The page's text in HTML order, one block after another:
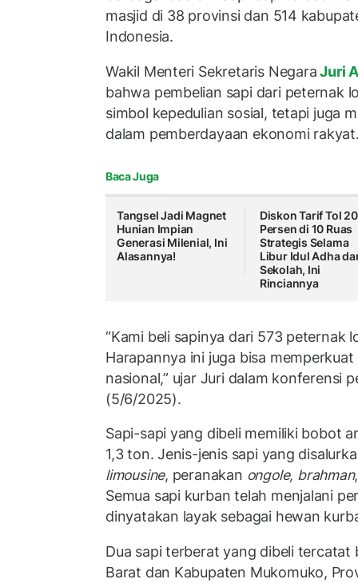
masjid di 38 provinsi dan 514
Indonesia.
Wakil Menteri Sekretaris NegaraJuri
bahwa pembelian sapi dari peternak
simbol kepedulian sosial, tetapi juga
dalam pemberdayaan ekonomi
Baca Juga
Tangsel Jadi Magnet
Hunian Impian
Generasi Milenial, Ini
Alasannya!
Diskon Tarif Tol 20
Persen di 10 Ruas
Strategis Selama
Libur Idul Adha
Sekolah, Ini
Rinciannya
“Kami beli sapinya dari 573 peternak
Harapannya ini juga bisa
nasional,” ujar Juri dalam konferensi
(5/6/2025).
Sapi-sapi yang dibeli memiliki bobot
1,3 ton. Jenis-jenis sapi yang
limousine, peranakan ongole, brahman
Semua sapi kurban telah menjalani
dinyatakan layak sebagai hewan
Dua sapi terberat yang dibeli tercatat
Barat dan Kabupaten Mukomuko,